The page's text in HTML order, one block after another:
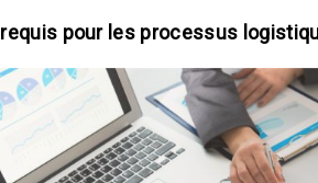
pour les processus